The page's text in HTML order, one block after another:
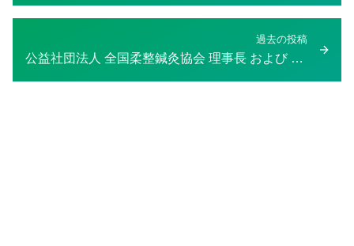
ビ
シ
過去の投稿
去
の
公益社団法人 全国柔整鍼灸協会 理事長 および 宝塚医療大学 学長 岸野雅方
投